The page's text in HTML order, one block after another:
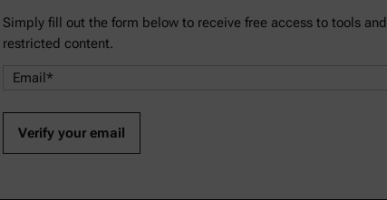
Simply fill out the form below to receive free access to tools and
restricted content.